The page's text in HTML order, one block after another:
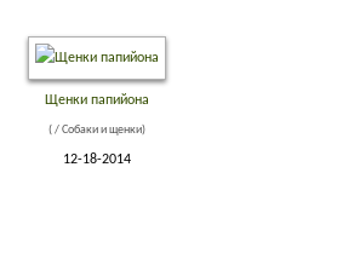
Щенки папийона
( / Собаки и щенки)
12-18-2014